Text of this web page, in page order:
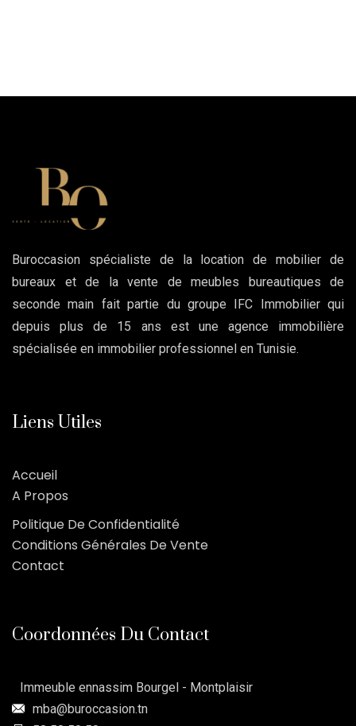
Buroccasion spécialiste de la location de mobilier de
bureaux et de la vente de meubles bureautiques de
seconde main fait partie du groupe IFC Immobilier qui
depuis plus de 15 ans est une agence immobilière
spécialisée en immobilier professionnel en Tunisie.
Liens Utiles
Accueil
A Propos
Politique De Confidentialité
Conditions Générales De Vente
Contact
Coordonnées Du Contact
Immeuble ennassim Bourgel - Montplaisir
mba@buroccasion.tn